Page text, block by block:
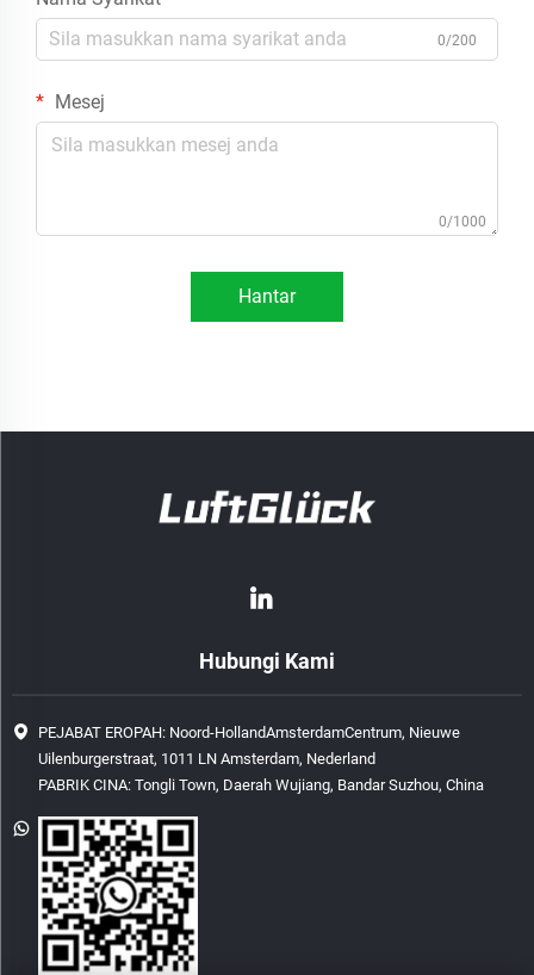
0/200
Mesej
0/1000
Hantar
Hubungi Kami
PEJABAT EROPAH: Noord-HollandAmsterdamCentrum, Nieuwe
Uilenburgerstraat, 1011 LN Amsterdam, Nederland
PABRIK CINA: Tongli Town, Daerah Wujiang, Bandar Suzhou, China